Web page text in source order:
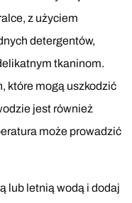
z użyciem
detergentów,
tkaninom.
które mogą uszkodzić
jest również
może prowadzić
lub letnią wodą i dodaj